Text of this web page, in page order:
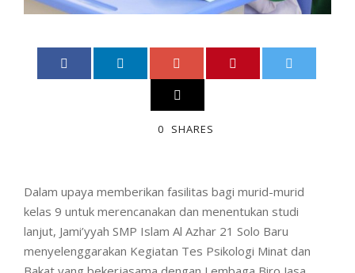
0 SHARES
Dalam upaya memberikan fasilitas bagi murid-murid
kelas 9 untuk merencanakan dan menentukan studi
lanjut, Jami’yyah SMP Islam Al Azhar 21 Solo Baru
menyelenggarakan Kegiatan Tes Psikologi Minat dan